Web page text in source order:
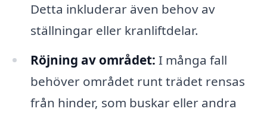
Detta inkluderar även behov av
ställningar eller kranliftdelar.
Röjning av området: I många fall
behöver området runt trädet rensas
från hinder, som buskar eller andra